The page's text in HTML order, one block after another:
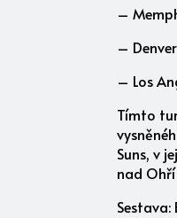
–
–
– Los
Tímto
Suns, v
nad Ohří
Sestava: